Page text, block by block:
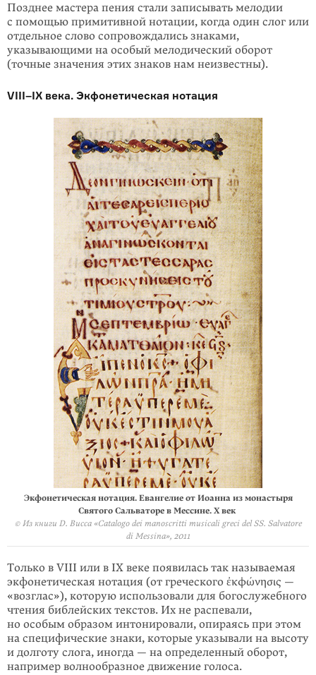
Позднее мастера пения стали записывать мелодии
с помощью примитивной нотации, когда один слог или
отдельное слово сопровождались знаками,
указывающими на особый мелодический оборот
(точные значения этих знаков нам неизвестны).
VIII–IX века. Экфонетическая нотация
Экфонетическая нотация. Евангелие от Иоанна из монастыря
Святого Сальваторе в Мессине. X век
© Из книги D. Bucca «Catalogo dei manoscritti musicali greci del SS. Salvatore
di Messina», 2011
Только в VIII или в IX веке появилась так называемая
экфонетическая нотация (от греческого ἐκφώνησις —
«возглас»), которую использовали для богослужебного
чтения библейских текстов. Их не распевали,
но особым образом интонировали, опираясь при этом
на специфические знаки, которые указывали на высоту
и долготу слога, иногда — на определенный оборот,
например волнообразное движение голоса.